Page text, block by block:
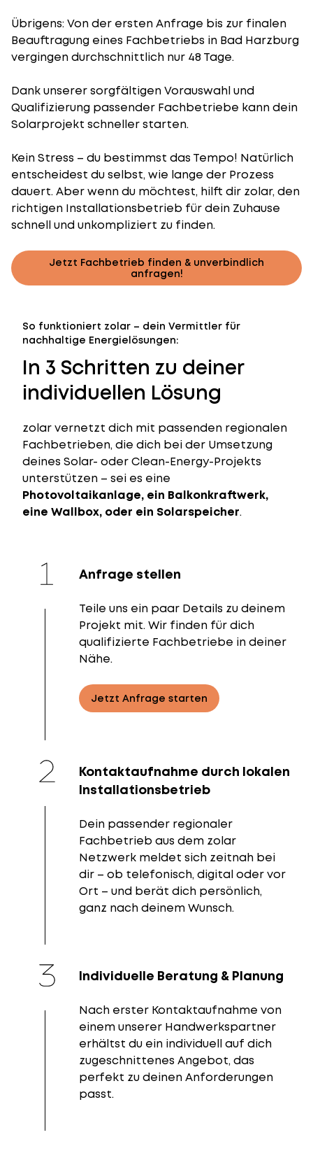
Übrigens: Von der ersten Anfrage bis zur finalen
Beauftragung eines Fachbetriebs in Bad Harzburg
vergingen durchschnittlich nur 48 Tage.
Dank unserer sorgfältigen Vorauswahl und
Qualifizierung passender Fachbetriebe kann dein
Solarprojekt schneller starten.
Kein Stress – du bestimmst das Tempo! Natürlich
entscheidest du selbst, wie lange der Prozess
dauert. Aber wenn du möchtest, hilft dir zolar, den
richtigen Installationsbetrieb für dein Zuhause
schnell und unkompliziert zu finden.
Jetzt Fachbetrieb finden & unverbindlich
anfragen!
So funktioniert zolar – dein Vermittler für
nachhaltige Energielösungen:
In 3 Schritten zu deiner
individuellen Lösung
zolar vernetzt dich mit passenden regionalen
Fachbetrieben, die dich bei der Umsetzung
deines Solar- oder Clean-Energy-Projekts
unterstützen – sei es eine
Photovoltaikanlage, ein Balkonkraftwerk,
eine Wallbox, oder ein Solarspeicher.
Anfrage stellen
Teile uns ein paar Details zu deinem
Projekt mit. Wir finden für dich
qualifizierte Fachbetriebe in deiner
Nähe.
Jetzt Anfrage starten
Kontaktaufnahme durch lokalen
Installationsbetrieb
Dein passender regionaler
Fachbetrieb aus dem zolar
Netzwerk meldet sich zeitnah bei
dir – ob telefonisch, digital oder vor
Ort – und berät dich persönlich,
ganz nach deinem Wunsch.
Individuelle Beratung & Planung
Nach erster Kontaktaufnahme von
einem unserer Handwerkspartner
erhältst du ein individuell auf dich
zugeschnittenes Angebot, das
perfekt zu deinen Anforderungen
passt.